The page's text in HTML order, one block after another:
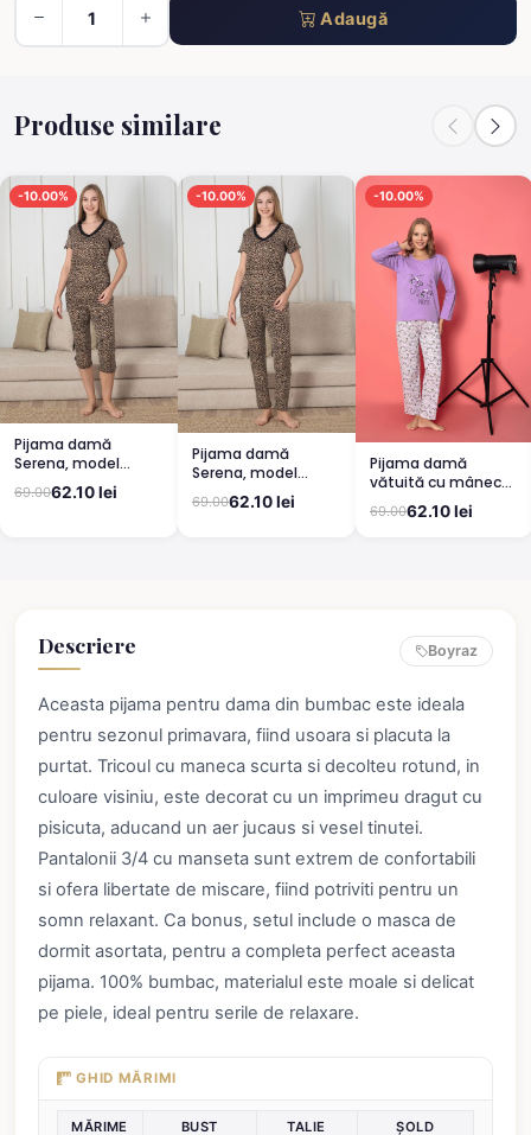
Adaugă
Produse similare
-10.00%
Pijama damă
Serena, model
leopard, mânecă
scurtă, pantaloni
69.0062.10 lei
-10.00%
Pijama damă
Serena, model
leopard, mânecă
scurtă, pantaloni
69.0062.10 lei
-10.00%
Pijama damă
vătuită cu mânecă
lungă și pantaloni
lungi din bumbac,
69.0062.10 lei
Descriere Boyraz
Aceasta pijama pentru dama din bumbac este ideala
pentru sezonul primavara, fiind usoara si placuta la
purtat. Tricoul cu maneca scurta si decolteu rotund, in
culoare visiniu, este decorat cu un imprimeu dragut cu
pisicuta, aducand un aer jucaus si vesel tinutei.
Pantalonii 3/4 cu manseta sunt extrem de confortabili
si ofera libertate de miscare, fiind potriviti pentru un
somn relaxant. Ca bonus, setul include o masca de
dormit asortata, pentru a completa perfect aceasta
pijama. 100% bumbac, materialul este moale si delicat
pe piele, ideal pentru serile de relaxare.
GHID MĂRIMI
MĂRIME BUST TALIE ȘOLD